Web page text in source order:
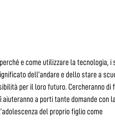
e come utilizzare la tecnologia, i
dell’andare e dello stare a
per il loro futuro. Cercheranno di
a porti tante domande con
del proprio figlio come